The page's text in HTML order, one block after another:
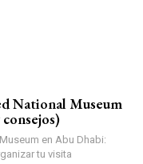
National Museum
en Abu Dhabi:
tu visita